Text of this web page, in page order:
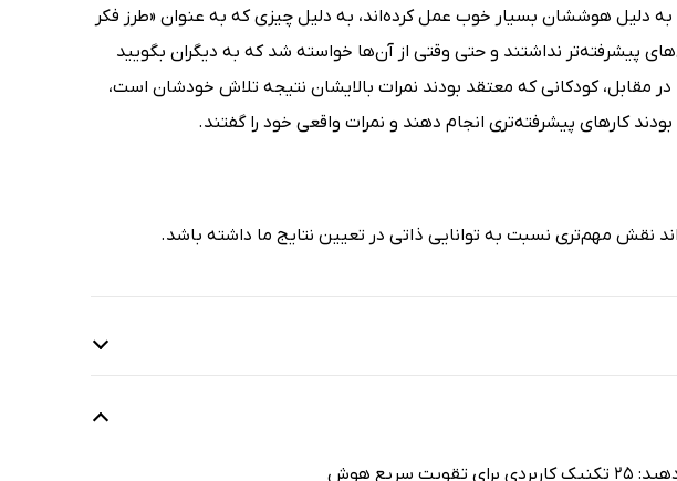
دلیل هوششان بسیار خوب عمل کرده‌اند، به دلیل چیزی که به عنوان «طرز فکر
پیشرفته‌تر نداشتند و حتی وقتی از آن‌ها خواسته شد که به دیگران بگویید
در مقابل، کودکانی که معتقد بودند نمرات بالایشان نتیجه تلاش خودشان است،
کارهای پیشرفته‌تری انجام دهند و نمرات واقعی خود را گفتند.
نقش مهم‌تری نسبت به توانایی ذاتی در تعیین نتایج ما داشته باشد.
سریع هوش